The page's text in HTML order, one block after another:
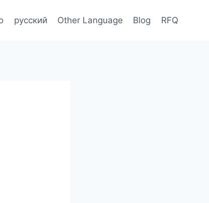
русский Other Language Blog RFQ